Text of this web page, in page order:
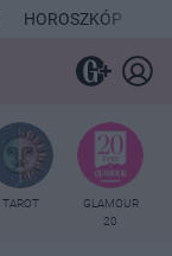
HOROSZKÓP
TAROT
GLAMOUR
20